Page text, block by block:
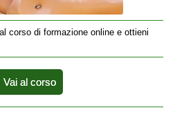
corso di formazione online e ottieni
Vai al corso